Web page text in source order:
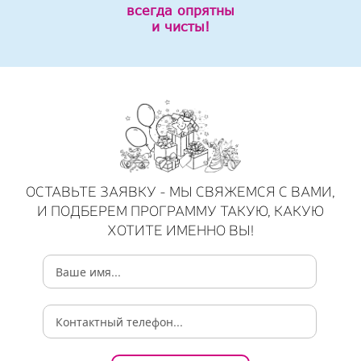
всегда опрятны
и чисты!
ОСТАВЬТЕ ЗАЯВКУ - МЫ СВЯЖЕМСЯ С ВАМИ,
И ПОДБЕРЕМ ПРОГРАММУ ТАКУЮ, КАКУЮ
ХОТИТЕ ИМЕННО ВЫ!